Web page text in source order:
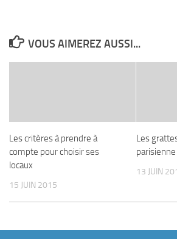
VOUS AIMEREZ AUSSI...
Les critères à prendre à
compte pour choisir ses
locaux
15 JUIN 2015
Les
parisienne
13 JUIN